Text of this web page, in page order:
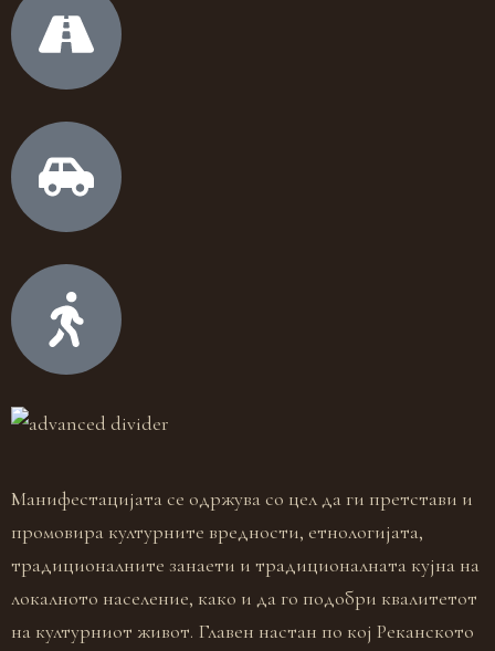
Манифестацијата се одржува со цел да ги претстави и
промовира културните вредности, етнологијата,
традиционалните занаети и традиционалната кујна на
локалното население, како и да го подобри квалитетот
на културниот живот. Главен настан по кој Реканското